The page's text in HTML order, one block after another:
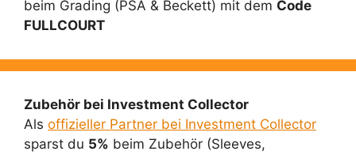
beim Grading (PSA & Beckett) mit dem Code
FULLCOURT
Zubehör bei Investment Collector
Als offizieller Partner bei Investment Collector
sparst du 5% beim Zubehör (Sleeves,